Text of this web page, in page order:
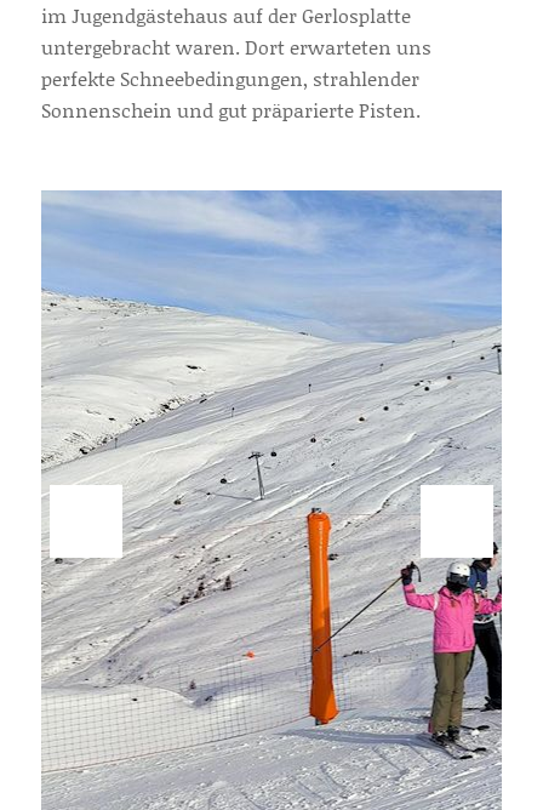
im Jugendgästehaus auf der Gerlosplatte
untergebracht waren. Dort erwarteten uns
perfekte Schneebedingungen, strahlender
Sonnenschein und gut präparierte Pisten.